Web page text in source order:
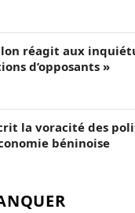
réagit aux
d’opposants »
la voracité des
béninoise